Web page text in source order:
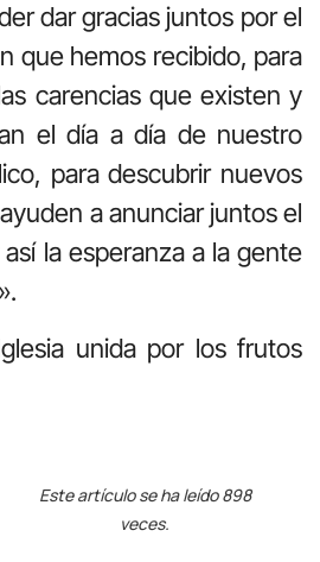
dar gracias juntos por el
que hemos recibido, para
carencias que existen y
el día a día de nuestro
paradescubrir nuevos
a anunciar juntos el
la esperanza a la gente
unida por los frutos
Este artículo se ha leído 898
veces.